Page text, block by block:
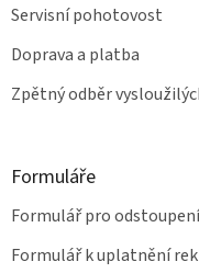
Servisní pohotovost
Doprava a platba
Zpětný odběr
Formuláře
Formulář pro
Formulář k uplatnění